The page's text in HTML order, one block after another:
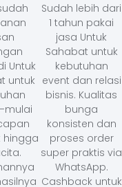
Untuk
untuk
hingga
Sudah lebih dari
1 tahun pakai
jasa Untuk
Sahabat untuk
kebutuhan
event dan relasi
bisnis. Kualitas
bunga
konsisten dan
proses order
super praktis via
WhatsApp.
Cashback untuk